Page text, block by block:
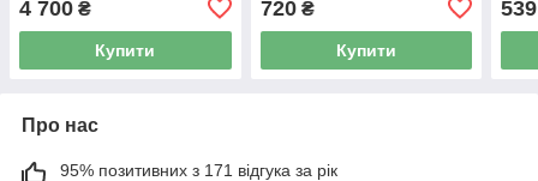
4 700 ₴
Купити
720₴
Купити
539
Про нас
95% позитивних з 171 відгука за рік